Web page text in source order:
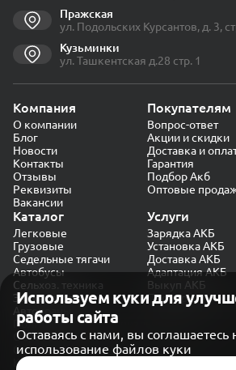
Используем куки для
работы сайта
Оставаясь с нами, вы соглашаетесь
использование файлов куки
Пражская
ул. Подольских Курсантов, д. 3,
Кузьминки
ул. Ташкентская д.28 стр. 1
Компания
О компании
Блог
Новости
Контакты
Отзывы
Реквизиты
Вакансии
Покупателям
Вопрос-ответ
Акции и скидки
Доставка и
Гарантия
Подбор Акб
Оптовые
Каталог
Легковые
Грузовые
Седельные тягачи
Автобусы
Сельхоз. техника
Экскаваторы
Автокраны
Услуги
Зарядка АКБ
Установка АКБ
Доставка АКБ
Адаптация АКБ
Выкуп АКБ
Проверка
Политика конфиденциальности
Обработка персональных данных
Согласие на обработку в «Яндекс.Метрика»
Карта сайта